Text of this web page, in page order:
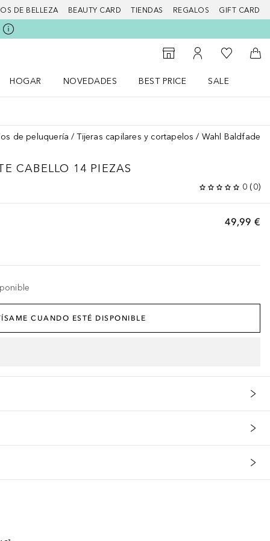
DE BELLEZA BEAUTY CARD TIENDAS REGALOS GIFT CARD
Al Storefinder
Mi cuenta
Mi lista de
A
HOGAR
NOVEDADES
BEST PRICE
SALE
de peluquería Tijeras capilares y cortapelos Wahl Baldfader
CABELLO 14 PIEZAS
0 (0)
49,99 €
CUANDO ESTÉ DISPONIBLE